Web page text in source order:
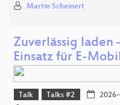
Martin Scheinert
Zuverlässig laden
Einsatz für E-
Talk Talks #2